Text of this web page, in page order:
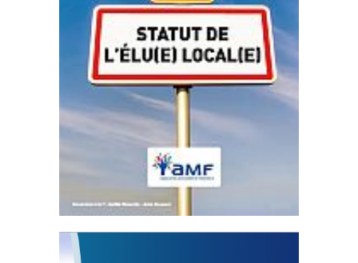
Statut de l’élu local
3 avril 2024